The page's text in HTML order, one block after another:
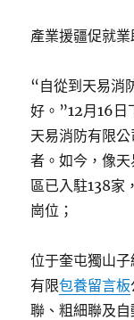
產業援疆促就業
“自從到天易消
好。”12月16日
天易消防有限
者。如今，像
區已入駐138家
崗位；
位于奎屯獨山
有限包養留言板
聯、粗細聯及